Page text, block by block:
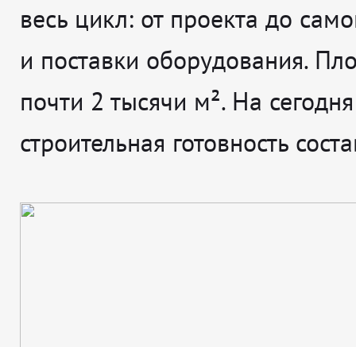
весь цикл: от проекта до
и поставки оборудования.
почти 2 тысячи м². На сегодня
строительная готовность